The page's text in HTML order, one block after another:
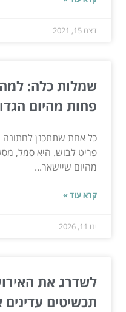
דצמ 15, 2021
שמלות כלה:
פחות מהיום
כל אחת שתתכנן
פריט לבוש. היא סמל,
מהיום שיישאר...
קרא עוד »
ינו 11, 2026
לשדרג את
תכשיטים עדינים